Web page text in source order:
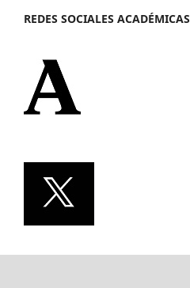
REDES SOCIALES ACADÉMICAS